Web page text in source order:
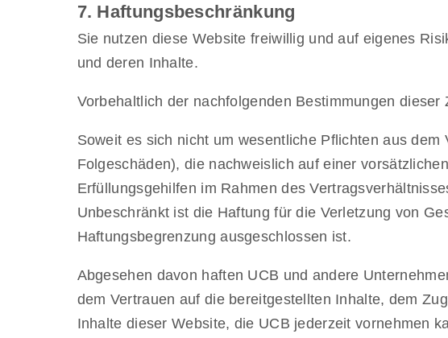
7. Haftungsbeschränkung
Sie nutzen diese Website freiwillig und auf eigenes
und deren Inhalte.
Vorbehaltlich der nachfolgenden Bestimmungen
Soweit es sich nicht um wesentliche Pflichten aus
Folgeschäden), die nachweislich auf einer
Erfüllungsgehilfen im Rahmen des
Unbeschränkt ist die Haftung für die Verletzung von
Haftungsbegrenzung ausgeschlossen ist.
Abgesehen davon haften UCB und andere
dem Vertrauen auf die bereitgestellten Inhalte, dem
Inhalte dieser Website, die UCB jederzeit vornehmen